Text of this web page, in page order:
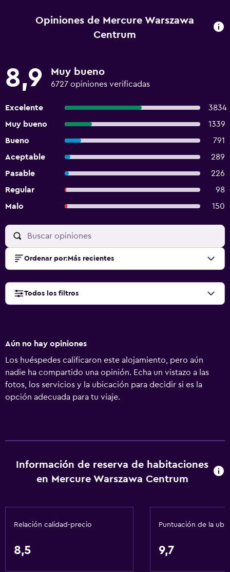
Opiniones de Mercure Warszawa
Centrum
8,9 Muy bueno
6727 opiniones verificadas
Excelente
3834
Muy bueno
1339
Bueno
791
Aceptable
289
Pasable
226
Regular
98
Malo
150
Ordenar por: Más recientes
Todos los filtros
Aún no hay opiniones
Los huéspedes calificaron este alojamiento, pero aún
nadie ha compartido una opinión. Echa un vistazo a las
fotos, los servicios y la ubicación para decidir si es la
opción adecuada para tu viaje.
Información de reserva de habitaciones
en Mercure Warszawa Centrum
Relación calidad-precio
8,5
Puntuación de la
9,7